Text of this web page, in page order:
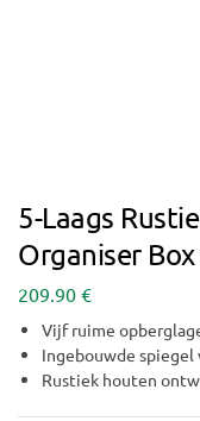
5-Laags
Organiser
209.90 €
Vijf ruime
Ingebouwde spiegel
Rustiek houten